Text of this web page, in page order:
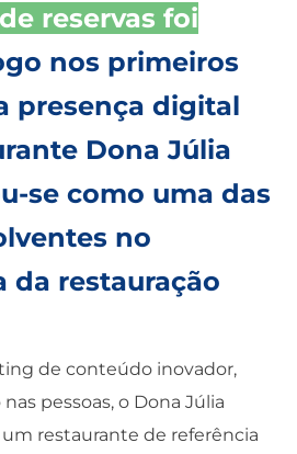
reservas foi
nos primeiros
presença digital
Dona Júlia
se como uma das
no
da restauração
de conteúdo inovador,
pessoas, o Dona Júlia
restaurante de referência